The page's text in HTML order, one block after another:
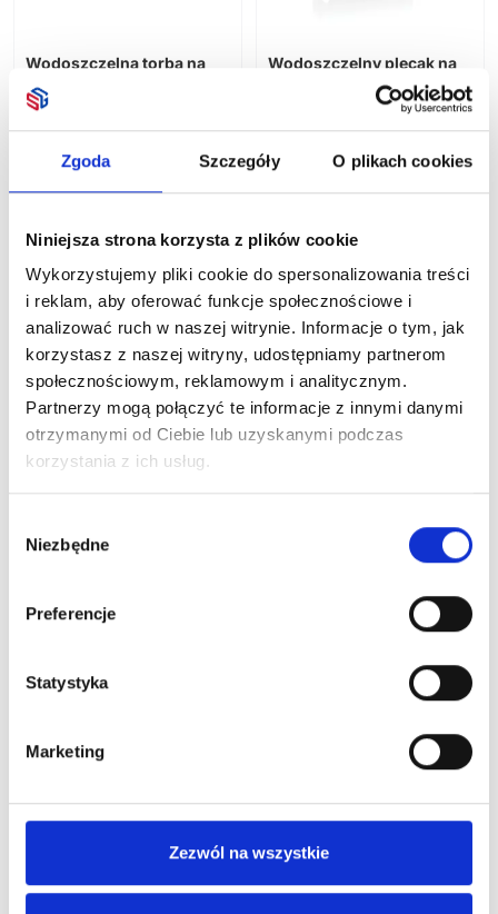
Zgoda Szczegóły O plikach cookies
Niniejsza strona korzysta z plików cookie
Wykorzystujemy pliki cookie do spersonalizowania treści
i reklam, aby oferować funkcje społecznościowe i
analizować ruch w naszej witrynie. Informacje o tym, jak
korzystasz z naszej witryny, udostępniamy partnerom
społecznościowym, reklamowym i analitycznym.
Partnerzy mogą połączyć te informacje z innymi danymi
otrzymanymi od Ciebie lub uzyskanymi podczas
korzystania z ich usług.
zgody
Niezbędne
Preferencje
Statystyka
Marketing
Zezwól na wszystkie
Wyposażenie wnętrz
Plażowe
Pozostałe
Książkowe
Ścienne
Gadżety okolicznościowe
Boże Narodzenie
Wodoszczelna torba na
ramię, saszetka Urban
Sling
156,07zł netto
Wodoszczelny plecak na
laptopa 15,6" Lima
AWARE™ RPET
308,45zł netto
Zwijana torba
termoizolacyjna
Zwijana torba
Zwijany plecak
Dostępne różne kolory
161,63zł netto
Zwijany plecak
Dostępne różne kolory
61,00zł netto